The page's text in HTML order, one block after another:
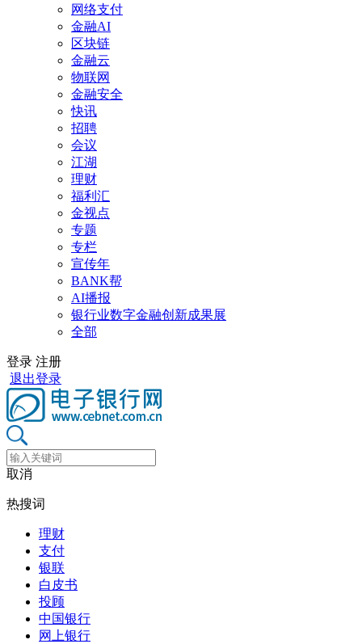
网络支付
金融AI
区块链
金融云
物联网
金融安全
快讯
招聘
会议
江湖
理财
福利汇
金视点
专题
专栏
宣传年
BANK帮
AI播报
银行业数字金融创新成果展
全部
登录 注册
退出登录
取消
热搜词
理财
支付
银联
白皮书
投顾
中国银行
网上银行